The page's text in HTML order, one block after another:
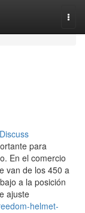
Discuss
para
En el comercio
van de los 450 a
a la posición
ajuste
helmet-